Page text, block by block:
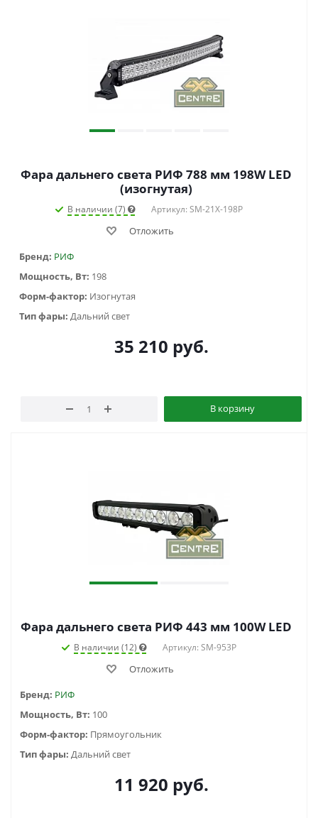
Фара дальнего света РИФ 788 мм 198W LED
(изогнутая)
В наличии (7) Артикул: SM-21X-198P
Отложить
Бренд: РИФ
Мощность, Вт: 198
Форм-фактор: Изогнутая
Тип фары: Дальний свет
35 210 руб.
В корзину
Фара дальнего света РИФ 443 мм 100W LED
В наличии (12) Артикул: SM-953P
Отложить
Бренд: РИФ
Мощность, Вт: 100
Форм-фактор: Прямоугольник
Тип фары: Дальний свет
11 920 руб.